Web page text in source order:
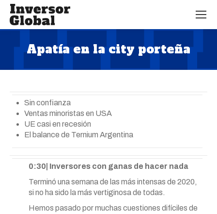
Apatía en la city porteña
Sin confianza
Ventas minoristas en USA
UE casi en recesión
El balance de Ternium Argentina
0:30| Inversores con ganas de hacer nada
Terminó una semana de las más intensas de 2020,
si no ha sido la más vertiginosa de todas.
Hemos pasado por muchas cuestiones difíciles de